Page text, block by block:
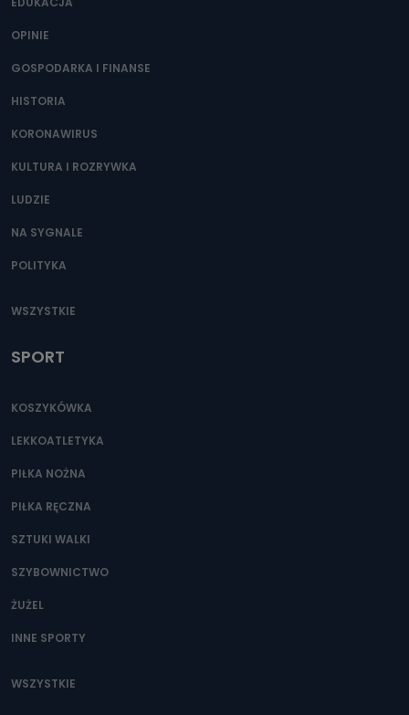
OPINIE
GOSPODARKA I FINANSE
HISTORIA
KORONAWIRUS
KULTURA I ROZRYWKA
LUDZIE
NA SYGNALE
POLITYKA
WSZYSTKIE
SPORT
KOSZYKÓWKA
LEKKOATLETYKA
PIŁKA NOŻNA
PIŁKA RĘCZNA
SZTUKI WALKI
SZYBOWNICTWO
ŻUŻEL
INNE SPORTY
WSZYSTKIE